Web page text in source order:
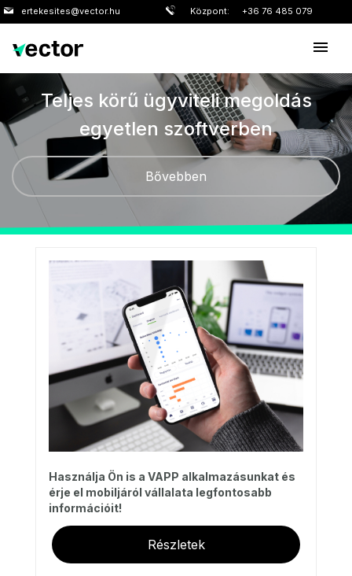
ertekesites@vector.hu Központ: +36 76 485 079
Teljes körű ügyviteli megoldás
egyetlen szoftverben
Bővebben
Használja Ön is a VAPP alkalmazásunkat és
érje el mobiljáról vállalata legfontosabb
információit!
Részletek